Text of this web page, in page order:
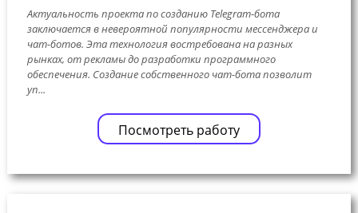
Актуальность проекта по созданию Telegram-бота
заключается в невероятной популярности мессенджера и
чат-ботов. Эта технология востребована на разных
рынках, от рекламы до разработки программного
обеспечения. Создание собственного чат-бота позволит
уп...
Посмотреть работу